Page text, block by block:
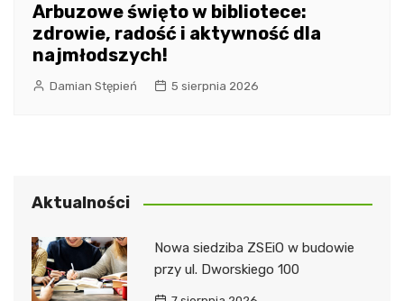
Arbuzowe święto w bibliotece:
zdrowie, radość i aktywność dla
najmłodszych!
Damian Stępień 5 sierpnia 2026
Aktualności
Nowa siedziba ZSEiO w budowie
przy ul. Dworskiego 100